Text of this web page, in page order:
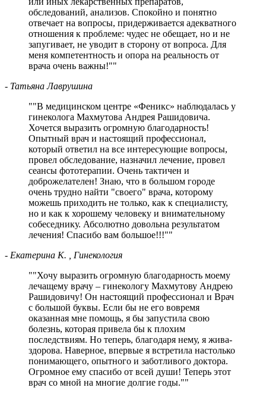
обследований, анализов. Спокойно и понятно
отвечает на вопросы, придерживается адекватного
отношения к проблеме: чудес не обещает, но и не
запугивает, не уводит в сторону от вопроса. Для
меня компетентность и опора на реальность от
врача очень важны! "
- Татьяна Лаврушина
" В медицинском центре «Феникс» наблюдалась у
гинеколога Махмутова Андрея Рашидовича.
Хочется выразить огромную благодарность!
Опытный врач и настоящий профессионал,
который ответил на все интересующие вопросы,
провел обследование, назначил лечение, провел
сеансы фототерапии. Очень тактичен и
доброжелателен! Знаю, что в большом городе
очень трудно найти "своего" врача, которому
можешь приходить не только, как к специалисту,
но и как к хорошему человеку и внимательному
собеседнику. Абсолютно довольна результатом
лечения! Спасибо вам большое!!! "
- Екатерина К.
, Гинекология
" Хочу выразить огромную благодарность моему
лечащему врачу – гинекологу Махмутову Андрею
Рашидовичу! Он настоящий профессионал и Врач
с большой буквы. Если бы не его вовремя
оказанная мне помощь, я бы запустила свою
болезнь, которая привела бы к плохим
последствиям. Но теперь, благодаря нему, я жива-
здорова. Наверное, впервые я встретила настолько
понимающего, опытного и заботливого доктора.
Огромное ему спасибо от всей души! Теперь этот
врач со мной на многие долгие годы. "